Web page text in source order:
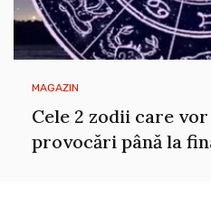
MAGAZIN
Cele 2 zodii care
provocări până la